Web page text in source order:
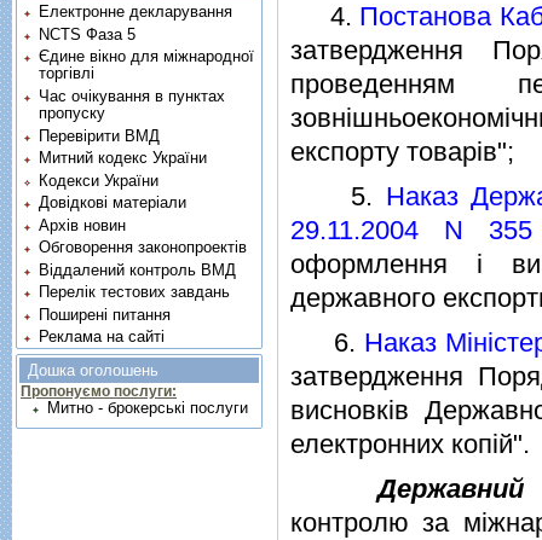
4. Постанова
затвердження
проведенням
експорту товарiв";
5. Наказ
29.11.2004 N 355
оформлення i
державного
6. Наказ
затвердження
висновкiв
електронних копiй".
Державний
контролю за
Електронне декларування
NCTS Фаза 5
Єдине вікно для міжнародної
торгівлі
Час очікування в пунктах
пропуску
Перевірити ВМД
Митний кодекс України
Кодекси України
Довідкові матеріали
Архів новин
Обговорення законопроектів
Віддалений контроль ВМД
Перелік тестових завдань
Поширені питання
Реклама на сайті
Дошка оголошень
Пропонуємо послуги:
Митно - брокерські послуги